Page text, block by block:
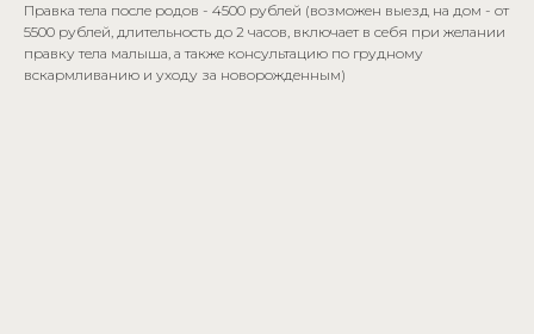
Правка тела после родов - 4500 рублей (возможен выезд на дом - от
5500 рублей, длительность до 2 часов, включает в себя при желании
правку тела малыша, а также консультацию по грудному
вскармливанию и уходу за новорожденным)